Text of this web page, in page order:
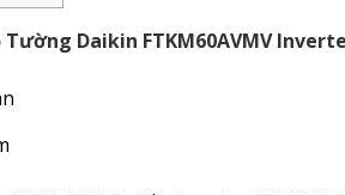
Daikin FTKM60AVMV